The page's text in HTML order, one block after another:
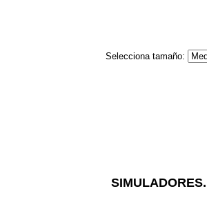
Selecciona tamaño: